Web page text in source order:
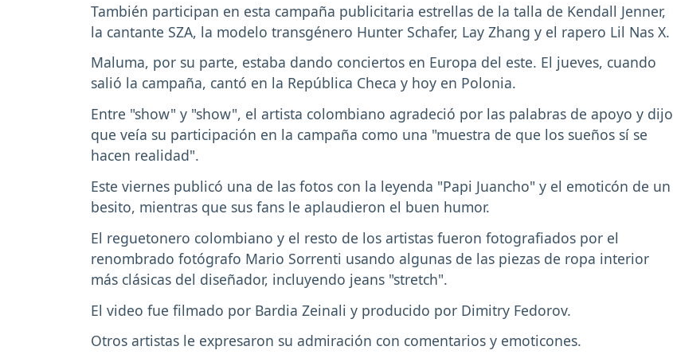
También participan en esta campaña publicitaria estrellas de la talla de Kendall Jenner,
la cantante SZA, la modelo transgénero Hunter Schafer, Lay Zhang y el rapero Lil Nas X.
Maluma, por su parte, estaba dando conciertos en Europa del este. El jueves, cuando
salió la campaña, cantó en la República Checa y hoy en Polonia.
Entre "show" y "show", el artista colombiano agradeció por las palabras de apoyo y dijo
que veía su participación en la campaña como una "muestra de que los sueños sí se
hacen realidad".
Este viernes publicó una de las fotos con la leyenda "Papi Juancho" y el emoticón de un
besito, mientras que sus fans le aplaudieron el buen humor.
El reguetonero colombiano y el resto de los artistas fueron fotografiados por el
renombrado fotógrafo Mario Sorrenti usando algunas de las piezas de ropa interior
más clásicas del diseñador, incluyendo jeans "stretch".
El video fue filmado por Bardia Zeinali y producido por Dimitry Fedorov.
Otros artistas le expresaron su admiración con comentarios y emoticones.